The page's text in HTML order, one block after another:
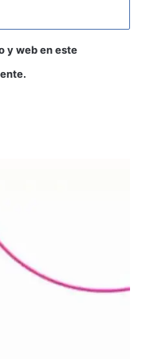
y web en este